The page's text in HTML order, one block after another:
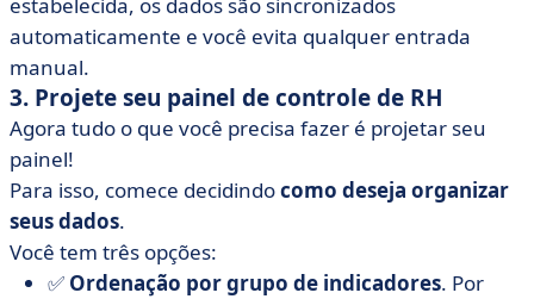
automaticamente e você evita qualquer entrada
manual.
3. Projete seu painel de controle de RH
Agora tudo o que você precisa fazer é projetar seu
painel!
Para isso, comece decidindocomo deseja organizar
seus dados.
Você tem três opções:
✅ Ordenação por grupo de indicadores. Por